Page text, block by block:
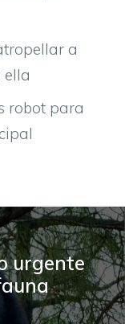
a
ella
robot para
urgente